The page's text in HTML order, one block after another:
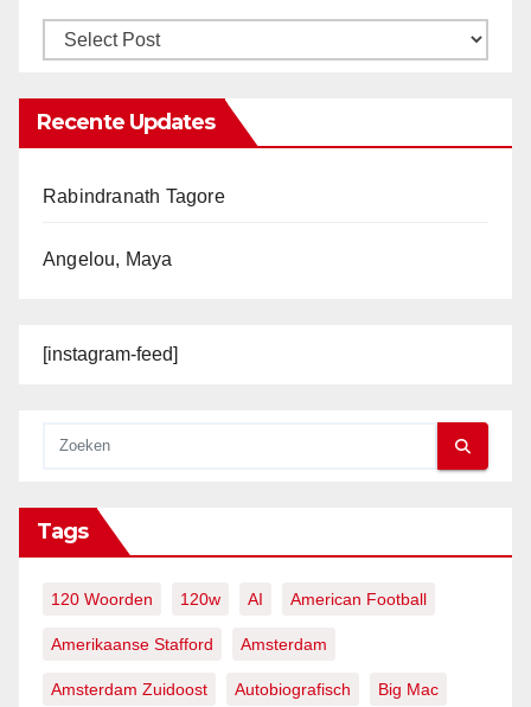
Recente Updates
Rabindranath Tagore
Angelou, Maya
[instagram-feed]
Tags
120 Woorden 120w AI American Football
Amerikaanse Stafford Amsterdam
Amsterdam Zuidoost Autobiografisch Big Mac